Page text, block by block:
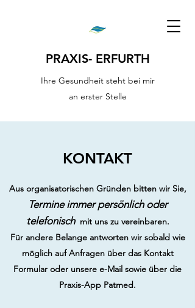
PRAXIS- ERFURTH
Ihre Gesundheit steht bei mir
an erster Stelle
KONTAKT
Aus organisatorischen Gründen bitten wir Sie,
Termine immer persönlich oder
telefonischmit uns zu vereinbaren.
Für andere Belange antworten wir sobald wie
möglich auf Anfragen über das Kontakt
Formular oder unsere e-Mail sowie über die
Praxis-App Patmed.